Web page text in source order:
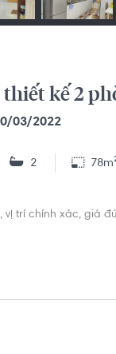
thiết kế 2
03/2022
2
vị trí chính xác, giá